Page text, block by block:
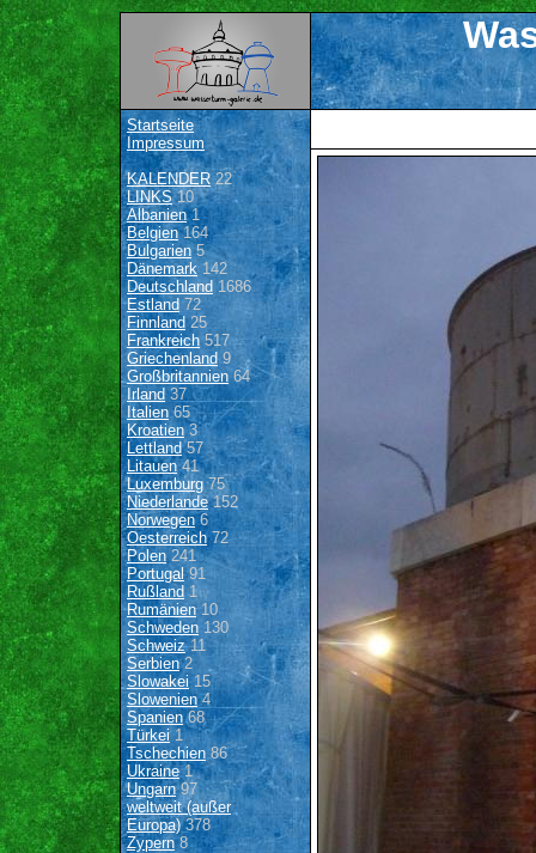
Startseite
Impressum
KALENDER22
LINKS10
Albanien1
Belgien164
Bulgarien 5
Dänemark142
Deutschland 1686
Estland 72
Finnland 25
Frankreich517
Griechenland9
Großbritannien64
Irland 37
Italien65
Kroatien3
Lettland57
Litauen41
Luxemburg 75
Niederlande152
Norwegen6
Oesterreich72
Polen 241
Portugal91
Rußland 1
Rumänien10
Schweden 130
Schweiz11
Serbien2
Slowakei15
Slowenien4
Spanien68
Türkei1
Tschechien 86
Ukraine1
Ungarn97
weltweit (außer
Europa)378
Zypern8